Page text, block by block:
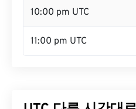
10:00 pm UTC
11:00 pm UTC